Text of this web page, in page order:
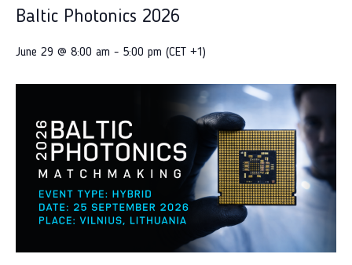
Baltic Photonics 2026
June 29 @ 8:00 am - 5:00 pm (CET +1)